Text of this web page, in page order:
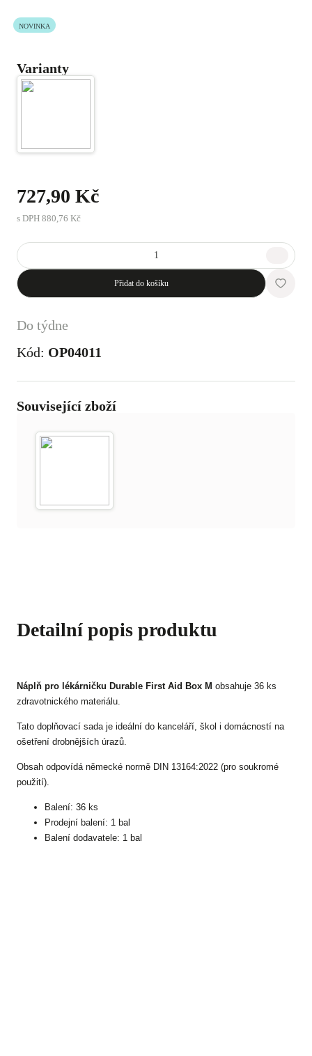
NOVINKA
Varianty
727,90 Kč
s DPH 880,76 Kč
Přidat do košíku
Do týdne
Kód: OP04011
Související zboží
Detailní popis produktu
Náplň pro lékárničku Durable First Aid Box M obsahuje 36 ks
zdravotnického materiálu.
Tato doplňovací sada je ideální do kanceláří, škol i domácností na
ošetření drobnějších úrazů.
Obsah odpovídá německé normě DIN 13164:2022 (pro soukromé
použití).
Balení: 36 ks
Prodejní balení: 1 bal
Balení dodavatele: 1 bal